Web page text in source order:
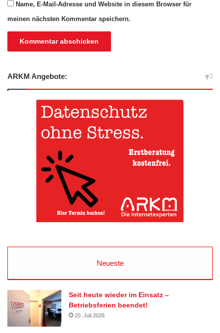
Name, E-Mail-Adresse und Website in diesem Browser für
meinen nächsten Kommentar speichern.
ARKM Angebote:
Neueste
Seit heute wieder im Einsatz –
Betriebsferien beendet!
20. Juli 2026